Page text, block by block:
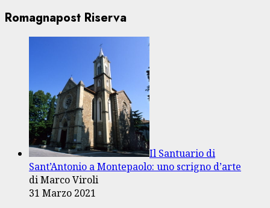
Romagnapost Riserva
Il Santuario di
Sant’Antonio a Montepaolo: uno scrigno d’arte
di Marco Viroli
31 Marzo 2021